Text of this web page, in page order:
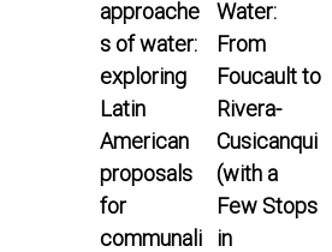
n
d
e
e
n
approache
s of water:
exploring
Latin
American
proposals
for
communali
Water:
From
Foucault to
Rivera-
Cusicanqui
(with a
Few Stops
in